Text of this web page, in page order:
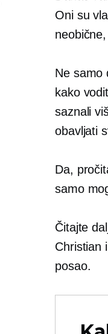
Oni su
Ne samo
kako
saznali
obavljati
Da,
samo
Čitajte
Christian
posao.